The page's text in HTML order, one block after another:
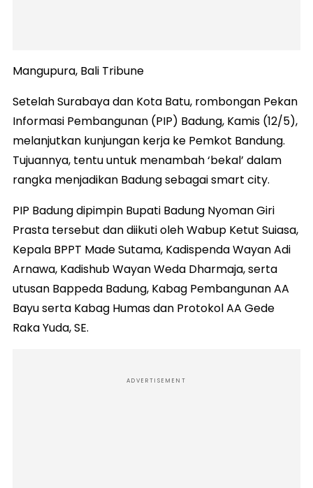
Mangupura, Bali Tribune
Setelah Surabaya dan Kota Batu, rombongan Pekan
Informasi Pembangunan (PIP) Badung, Kamis (12/5),
melanjutkan kunjungan kerja ke Pemkot Bandung.
Tujuannya, tentu untuk menambah ‘bekal’ dalam
rangka menjadikan Badung sebagai smart city.
PIP Badung dipimpin Bupati Badung Nyoman Giri
Prasta tersebut dan diikuti oleh Wabup Ketut Suiasa,
Kepala BPPT Made Sutama, Kadispenda Wayan Adi
Arnawa, Kadishub Wayan Weda Dharmaja, serta
utusan Bappeda Badung, Kabag Pembangunan AA
Bayu serta Kabag Humas dan Protokol AA Gede
Raka Yuda, SE.
ADVERTISEMENT